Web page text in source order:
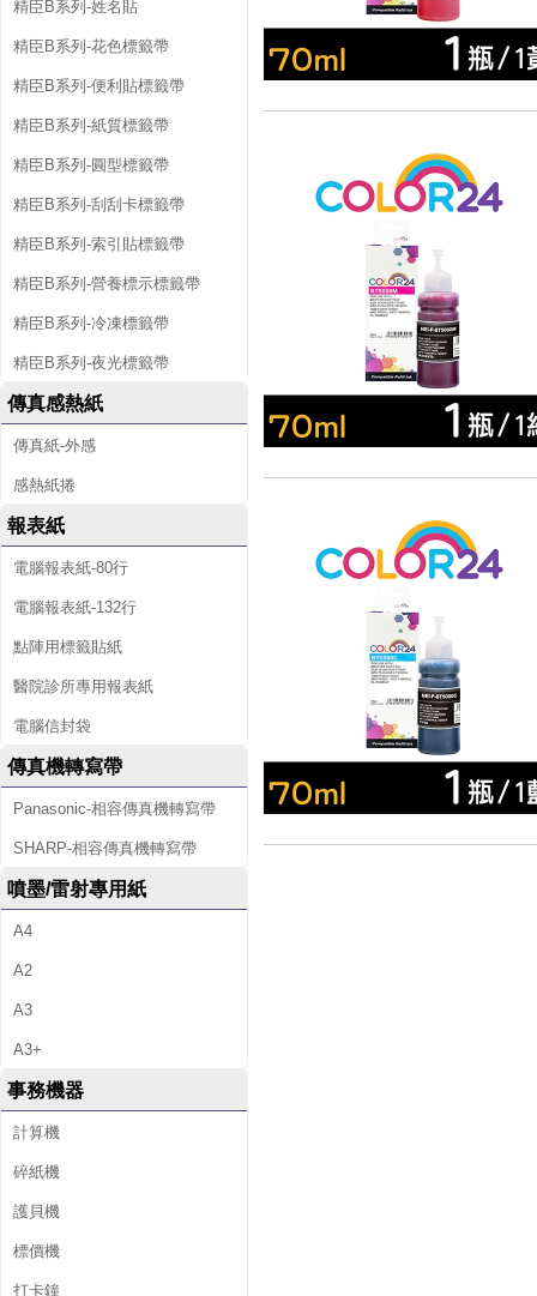
精臣B系列-姓名貼
精臣B系列-花色標籤帶
精臣B系列-便利貼標籤帶
精臣B系列-紙質標籤帶
精臣B系列-圓型標籤帶
精臣B系列-刮刮卡標籤帶
精臣B系列-索引貼標籤帶
精臣B系列-營養標示標籤帶
精臣B系列-冷凍標籤帶
精臣B系列-夜光標籤帶
傳真感熱紙
傳真紙-外感
感熱紙捲
報表紙
電腦報表紙-80行
電腦報表紙-132行
點陣用標籤貼紙
醫院診所專用報表紙
電腦信封袋
傳真機轉寫帶
Panasonic-相容傳真機轉寫帶
SHARP-相容傳真機轉寫帶
噴墨/雷射專用紙
A4
A2
A3
A3+
事務機器
計算機
碎紙機
護貝機
標價機
打卡鐘